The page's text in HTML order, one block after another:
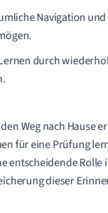
Navigation und
durch
Weg nach Hause
für eine Prüfung
entscheidende Rolle
dieser